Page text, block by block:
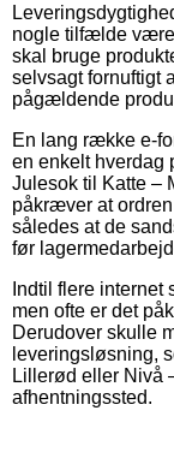
nogle tilfælde være
skal bruge
selvsagt fornuftigt
pågældende
En lang række e-
en enkelt hverdag
Julesok til Katte –
påkræver at
således at de
før
Indtil flere
men ofte er det
Derudover skulle
leveringsløsning,
Lillerød eller Nivå
afhentningssted.